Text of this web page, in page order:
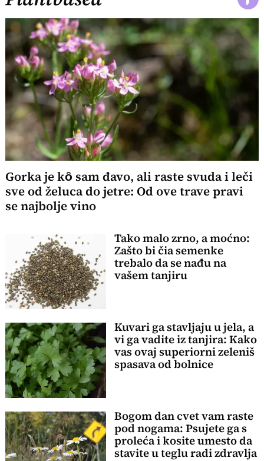
Gorka je kȏ sam đavo, ali raste svuda i leči
sve od želuca do jetre: Od ove trave pravi
se najbolje vino
Tako malo zrno, a moćno:
Zašto bi čia semenke
trebalo da se nađu na
vašem tanjiru
Kuvari ga stavljaju u jela, a
vi ga vadite iz tanjira: Kako
vas ovaj superiorni zeleniš
spasava od bolnice
Bogom dan cvet vam raste
pod nogama: Psujete ga s
proleća i kosite umesto da
stavite u teglu radi zdravlja